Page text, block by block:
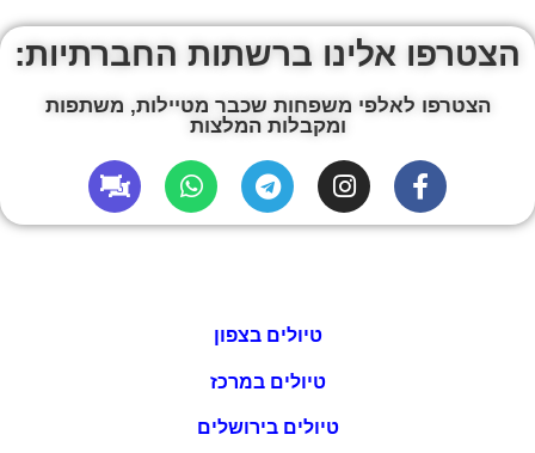
הצטרפו אלינו ברשתות החברתיות:
הצטרפו לאלפי משפחות שכבר מטיילות, משתפות
ומקבלות המלצות
טיולים בצפון
טיולים במרכז
טיולים בירושלים